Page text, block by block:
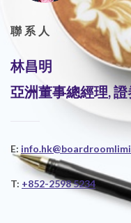
聯系人
林昌明
亞洲董事總經理,
E:
T: +852-2598 5234